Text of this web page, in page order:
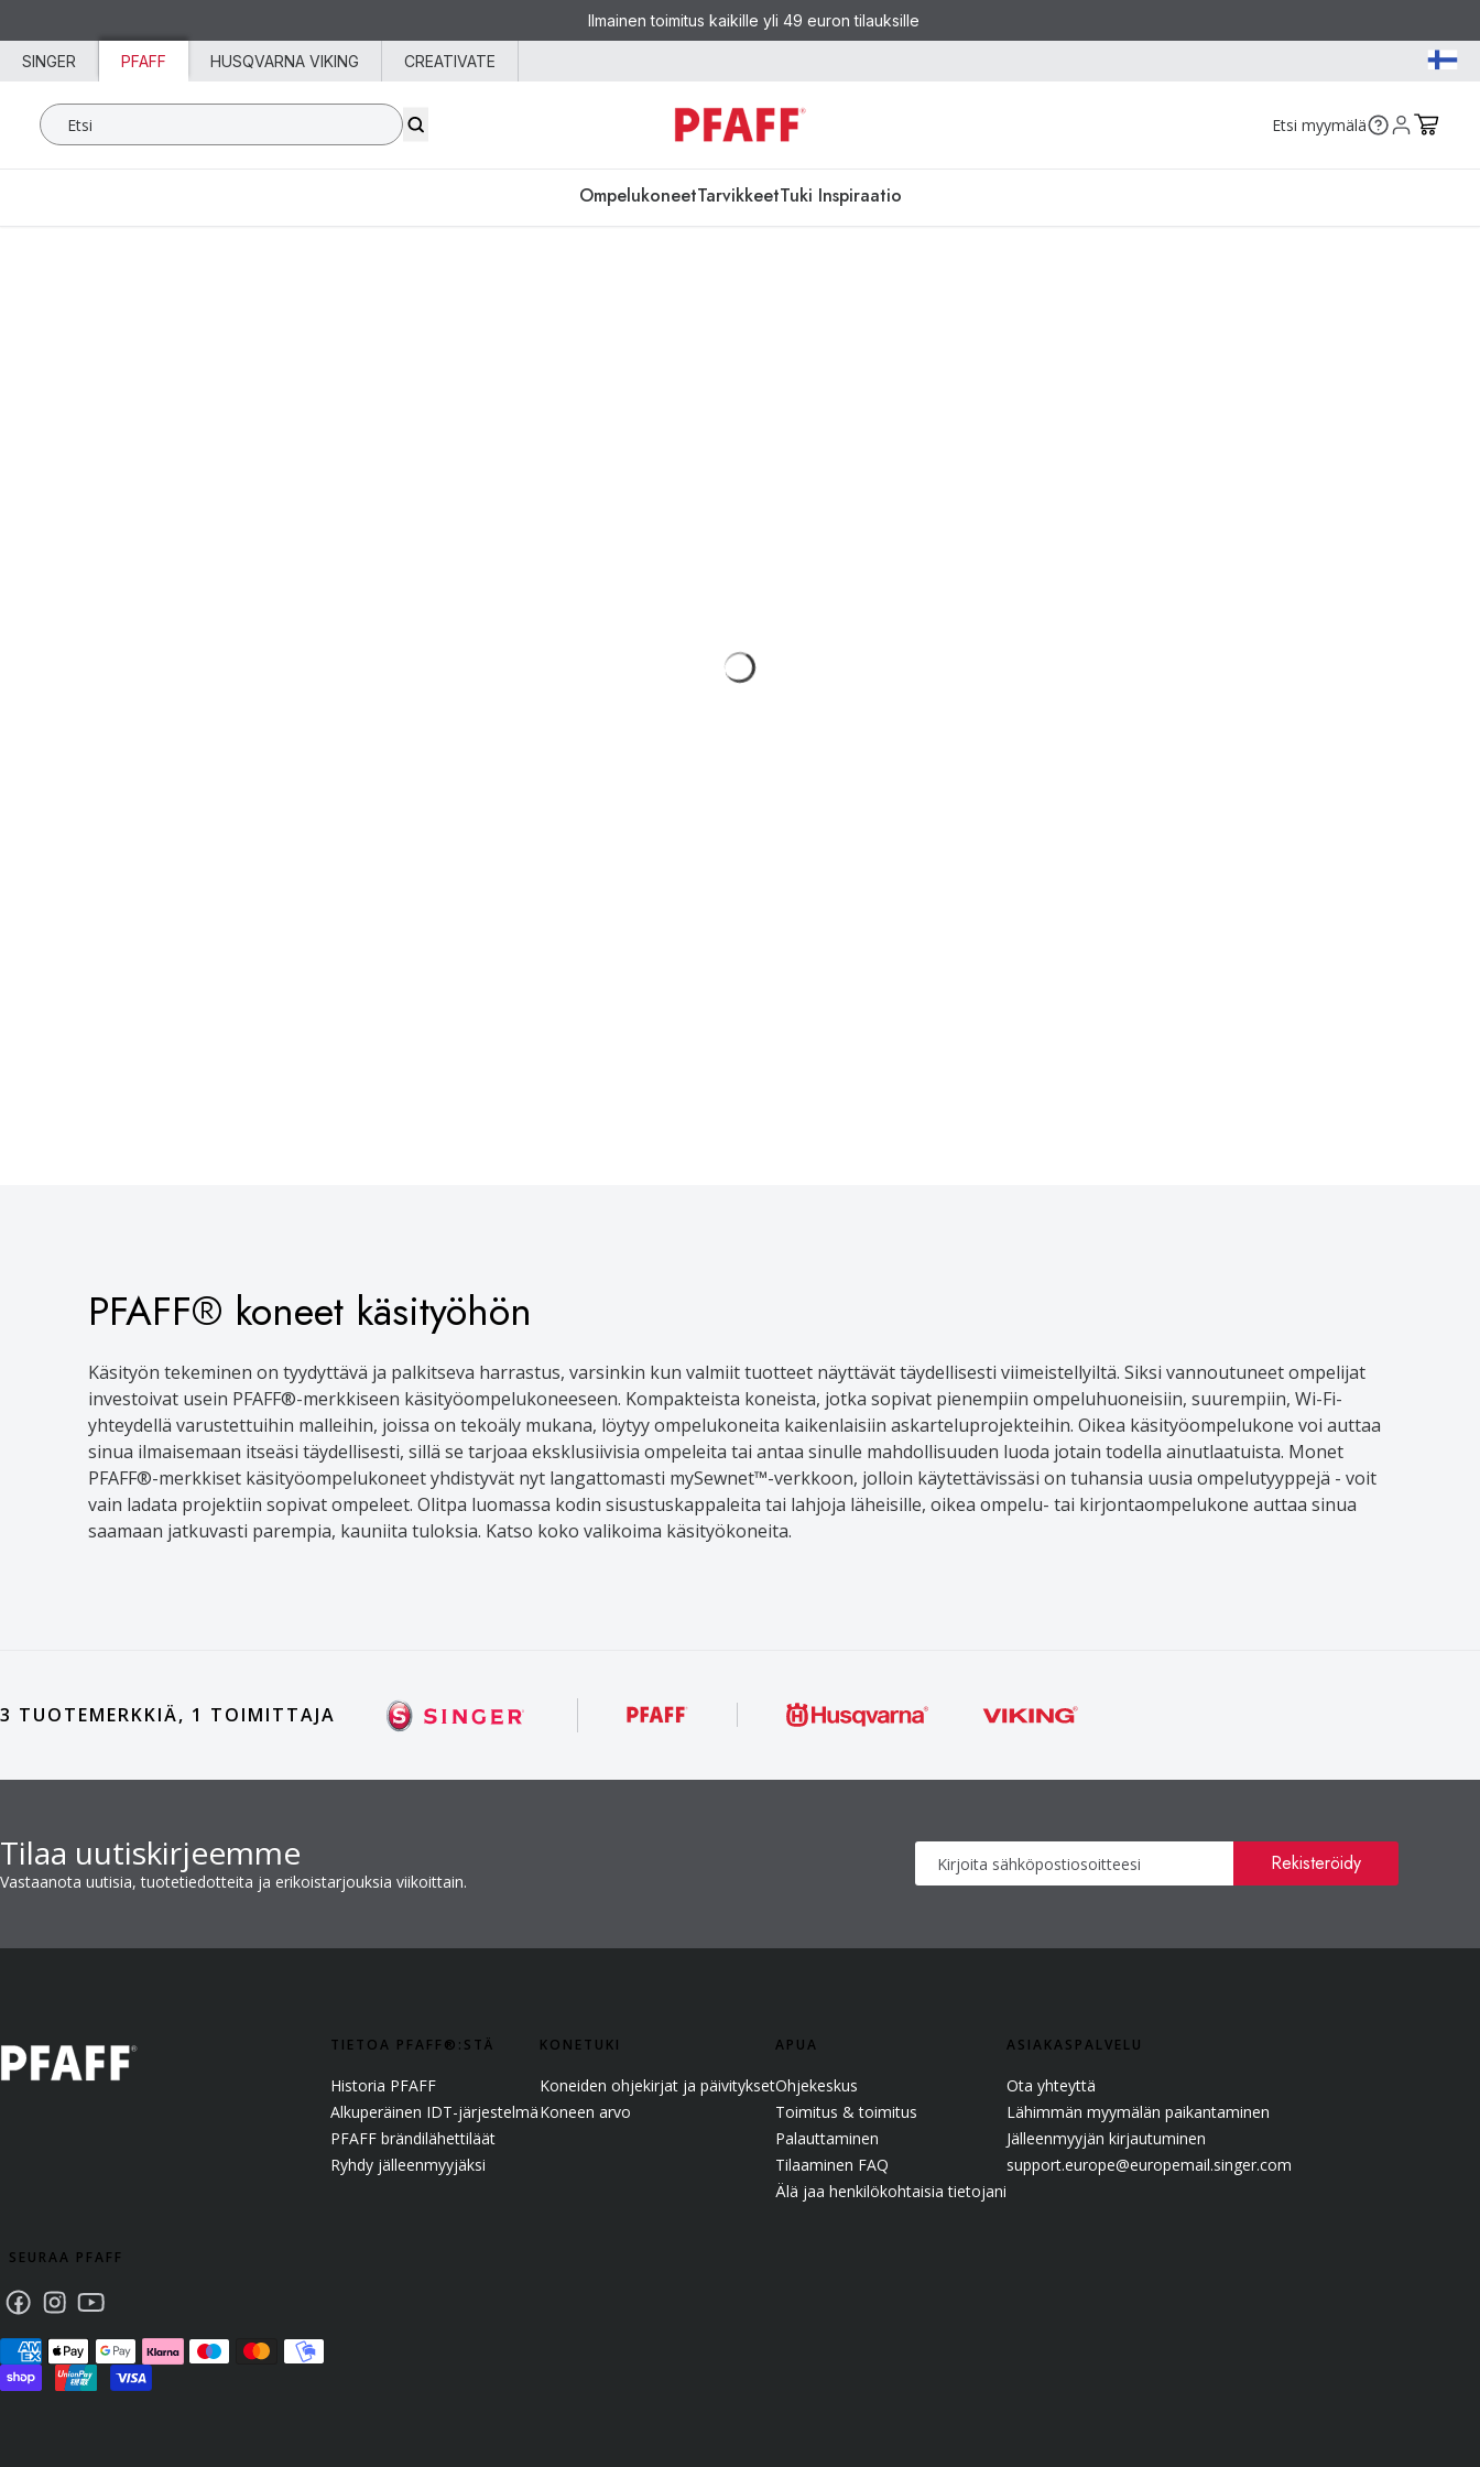
Ilmainen toimitus kaikille yli 49 euron tilauksille
SINGER PFAFF HUSQVARNA VIKING CREATIVATE
Etsi SVP Worldwide Etsi myymälä
OmpelukoneetTarvikkeetTuki Inspiraatio
PFAFF® koneet käsityöhön
Käsityön tekeminen on tyydyttävä ja palkitseva harrastus, varsinkin kun valmiit tuotteet näyttävät täydellisesti viimeistellyiltä. Siksi vannoutuneet ompelijat
investoivat usein PFAFF®-merkkiseen käsityöompelukoneeseen. Kompakteista koneista, jotka sopivat pienempiin ompeluhuoneisiin, suurempiin, Wi-Fi-
yhteydellä varustettuihin malleihin, joissa on tekoäly mukana, löytyy ompelukoneita kaikenlaisiin askarteluprojekteihin. Oikea käsityöompelukone voi auttaa
sinua ilmaisemaan itseäsi täydellisesti, sillä se tarjoaa eksklusiivisia ompeleita tai antaa sinulle mahdollisuuden luoda jotain todella ainutlaatuista. Monet
PFAFF®-merkkiset käsityöompelukoneet yhdistyvät nyt langattomasti mySewnet™-verkkoon, jolloin käytettävissäsi on tuhansia uusia ompelutyyppejä - voit
vain ladata projektiin sopivat ompeleet. Olitpa luomassa kodin sisustuskappaleita tai lahjoja läheisille, oikea ompelu- tai kirjontaompelukone auttaa sinua
saamaan jatkuvasti parempia, kauniita tuloksia. Katso koko valikoima käsityökoneita.
3 TUOTEMERKKIÄ, 1 TOIMITTAJA
Tilaa uutiskirjeemme
Vastaanota uutisia, tuotetiedotteita ja erikoistarjouksia viikoittain.
Rekisteröidy
SEURAA PFAFF
Facebook
Instagram
Youtube
TIETOA PFAFF®:STÄ
Historia PFAFF
Alkuperäinen IDT-järjestelmä
PFAFF brändilähettiläät
Ryhdy jälleenmyyjäksi
KONETUKI
Koneiden ohjekirjat ja päivitykset
Koneen arvo
APUA
Ohjekeskus
Toimitus & toimitus
Palauttaminen
Tilaaminen FAQ
Älä jaa henkilökohtaisia tietojani
ASIAKASPALVELU
Ota yhteyttä
Lähimmän myymälän paikantaminen
Jälleenmyyjän kirjautuminen
support.europe@europemail.singer.com